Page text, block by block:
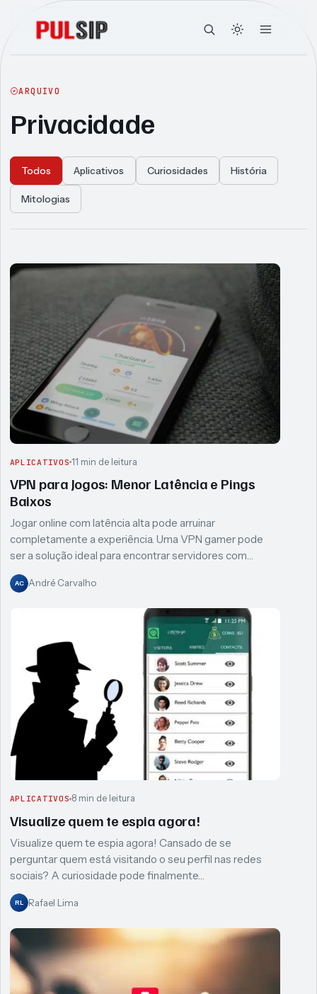
ARQUIVO
Privacidade
Todos Aplicativos Curiosidades História
Mitologias
Articles
APLICATIVOS 11 min de leitura
VPN para Jogos: Menor Latência e Pings
Baixos
Jogar online com latência alta pode arruinar
completamente a experiência. Uma VPN gamer pode
ser a solução ideal para encontrar servidores com…
AC André Carvalho
APLICATIVOS 8 min de leitura
Visualize quem te espia agora!
Visualize quem te espia agora! Cansado de se
perguntar quem está visitando o seu perfil nas redes
sociais? A curiosidade pode finalmente…
RL Rafael Lima